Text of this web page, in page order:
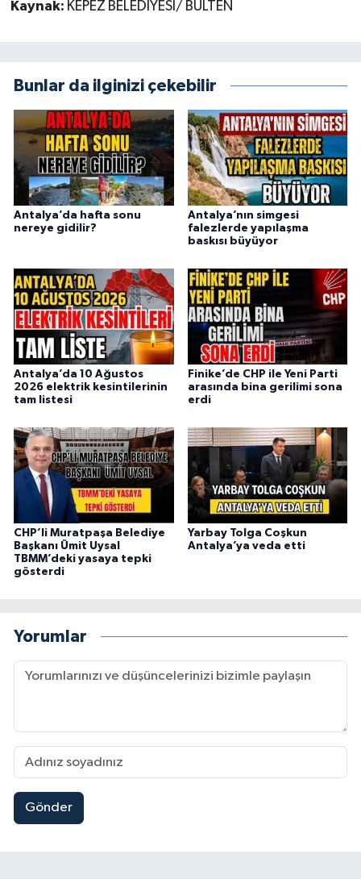
Kaynak: KEPEZ BELEDİYESİ/ BÜLTEN
Bunlar da ilginizi çekebilir
Antalya’da hafta sonu
nereye gidilir?
Antalya’nın simgesi
falezlerde yapılaşma
baskısı büyüyor
Antalya’da 10 Ağustos
2026 elektrik kesintilerinin
tam listesi
Finike’de CHP ile Yeni Parti
arasında bina gerilimi sona
erdi
CHP’li Muratpaşa Belediye
Başkanı Ümit Uysal
TBMM’deki yasaya tepki
gösterdi
Yarbay Tolga Coşkun
Antalya’ya veda etti
Yorumlar
Gönder